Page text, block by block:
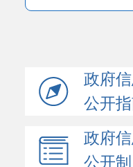
政府
公开
政府
公开